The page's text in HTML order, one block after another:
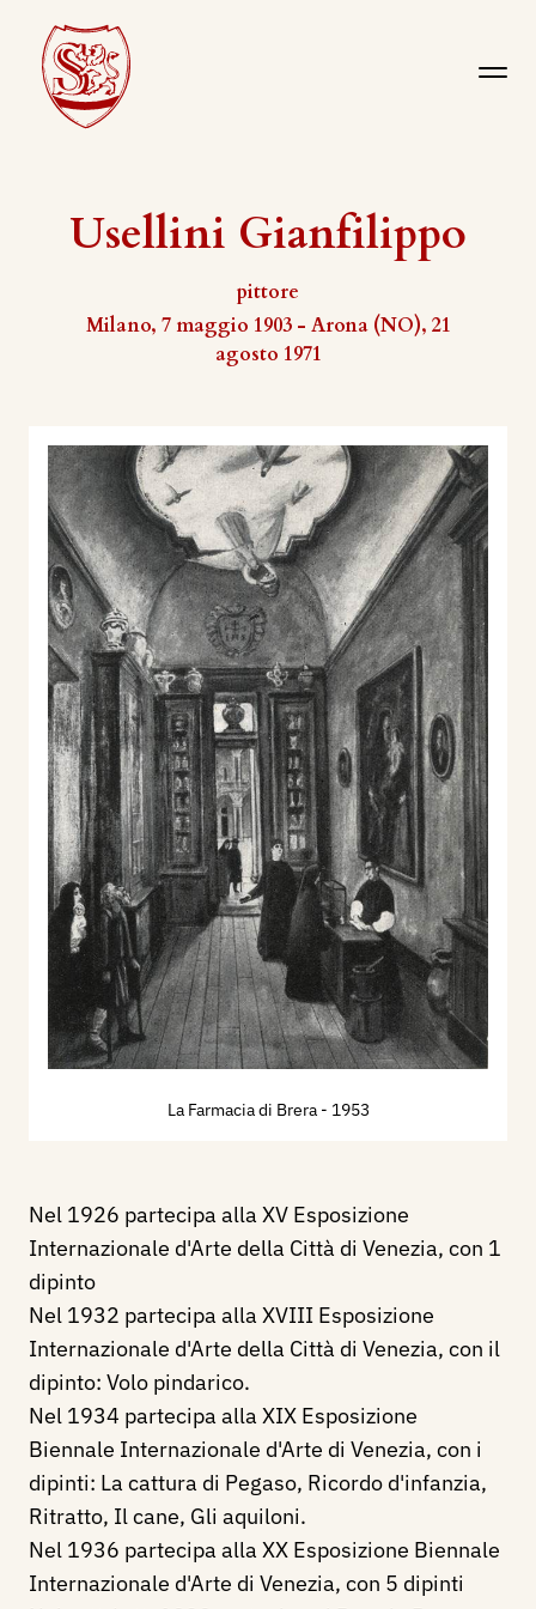
Usellini Gianfilippo
pittore
Milano, 7 maggio 1903 - Arona (NO), 21
agosto 1971
La Farmacia di Brera - 1953
Nel 1926 partecipa alla XV Esposizione
Internazionale d'Arte della Città di Venezia, con 1
dipinto
Nel 1932 partecipa alla XVIII Esposizione
Internazionale d'Arte della Città di Venezia, con il
dipinto: Volo pindarico.
Nel 1934 partecipa alla XIX Esposizione
Biennale Internazionale d'Arte di Venezia, con i
dipinti: La cattura di Pegaso, Ricordo d'infanzia,
Ritratto, Il cane, Gli aquiloni.
Nel 1936 partecipa alla XX Esposizione Biennale
Internazionale d'Arte di Venezia, con 5 dipinti